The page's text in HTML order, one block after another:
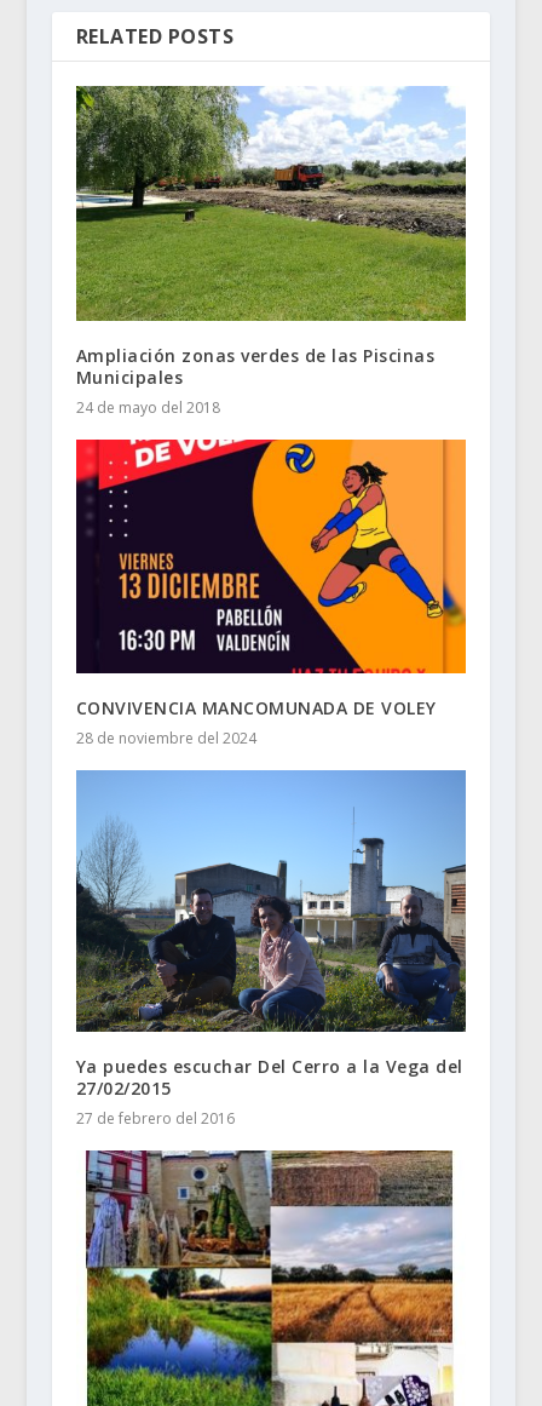
RELATED POSTS
Ampliación zonas verdes de las Piscinas
Municipales
24 de mayo del 2018
CONVIVENCIA MANCOMUNADA DE VOLEY
28 de noviembre del 2024
Ya puedes escuchar Del Cerro a la Vega del
27/02/2015
27 de febrero del 2016